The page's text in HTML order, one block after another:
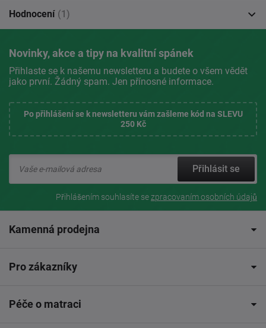
Hodnocení (1)
Novinky, akce a tipy na kvalitní spánek
Přihlaste se k našemu newsletteru a budete o všem vědět
jako první. Žádný spam. Jen přínosné informace.
Po přihlášení se k newsletteru vám zašleme kód na SLEVU
250 Kč
Přihlásit se
Přihlášením souhlasíte sezpracovaním osobních údajů
Kamenná prodejna
Pro zákazníky
Péče o matraci